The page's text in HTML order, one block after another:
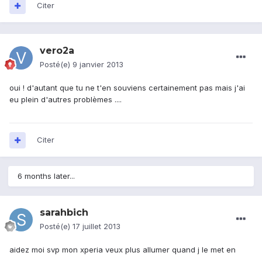
Citer
vero2a
Posté(e) 9 janvier 2013
oui ! d'autant que tu ne t'en souviens certainement pas mais j'ai
eu plein d'autres problèmes ....
Citer
6 months later...
sarahbich
Posté(e) 17 juillet 2013
aidez moi svp mon xperia veux plus allumer quand j le met en